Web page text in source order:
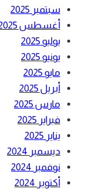
سبتمبر 2025
أغسطس 2025
يوليو 2025
يونيو 2025
مايو 2025
أبريل 2025
مارس 2025
فبراير 2025
يناير 2025
ديسمبر 2024
نوفمبر 2024
أكتوبر 2024